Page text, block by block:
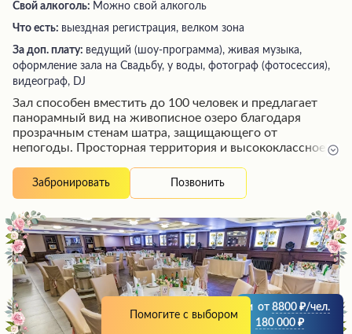
Свой алкоголь: Можно свой алкоголь
Что есть: выездная регистрация, велком зона
За доп. плату: ведущий (шоу-программа), живая музыка,
оформление зала на Свадьбу, у воды, фотограф (фотосессия),
видеограф, DJ
Зал способен вместить до 100 человек и предлагает
панорамный вид на живописное озеро благодаря
прозрачным стенам шатра, защищающего от
непогоды. Просторная территория и высококлассное
разнообразное меню с отличной кухней создают
идеальные условия для проведения любых торжеств
незабываемые впечатления от потрясающих видов и
безупречного сервиса в этом уютном заведении.
Забронировать Позвонить
и от 8800
/чел.
180 000
Помогите с выбором